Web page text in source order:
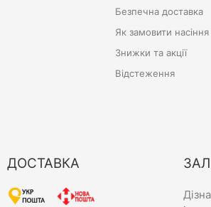
Безпечна доставка
Як замовити насіння
Знижки та акції
Відстеження
ДОСТАВКА